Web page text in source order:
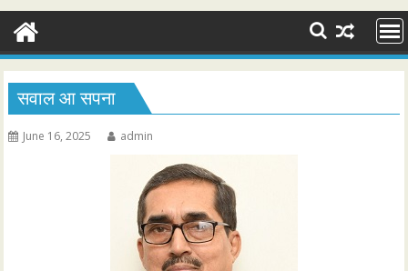
सवाल आ सपना
June 16, 2025 admin